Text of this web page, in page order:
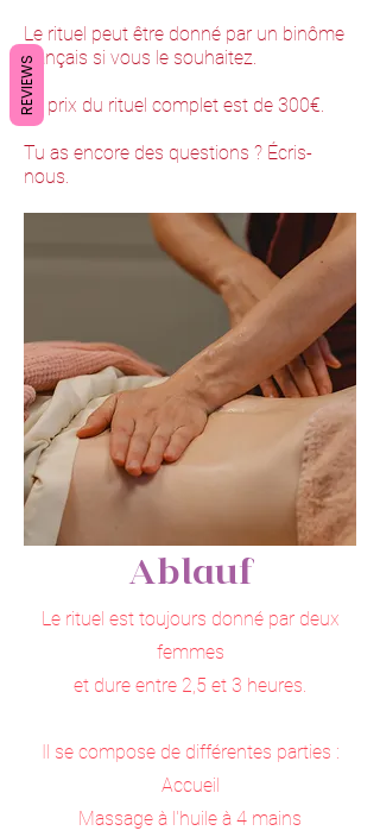
Le rituel peut être donné par un binôme
français si vous le souhaitez.
Le prix du rituel complet est de 300€.
Tu as encore des questions ? Écris-
nous.
Ablauf
Le rituel est toujours donné par deux
femmes
et dure entre 2,5 et 3 heures.
Il se compose de différentes parties :
Accueil
Massage à l'huile à 4 mains
REVIEWS